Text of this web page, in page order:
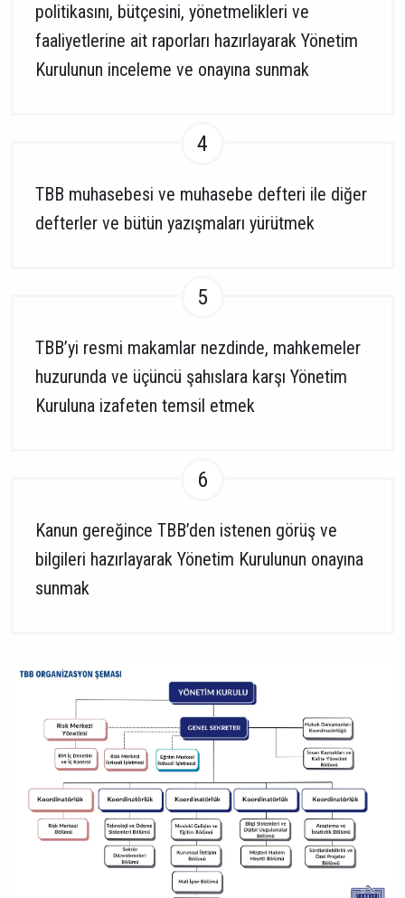
politikasını, bütçesini, yönetmelikleri ve
faaliyetlerine ait raporları hazırlayarak Yönetim
Kurulunun inceleme ve onayına sunmak
4
TBB muhasebesi ve muhasebe defteri ile diğer
defterler ve bütün yazışmaları yürütmek
5
TBB’yi resmi makamlar nezdinde, mahkemeler
huzurunda ve üçüncü şahıslara karşı Yönetim
Kuruluna izafeten temsil etmek
6
Kanun gereğince TBB’den istenen görüş ve
bilgileri hazırlayarak Yönetim Kurulunun onayına
sunmak